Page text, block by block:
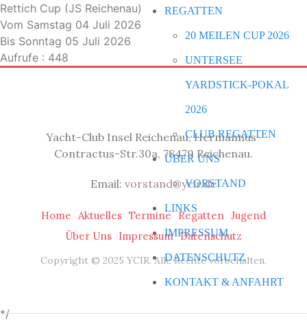
REGATTEN
20 MEILEN CUP 2026
UNTERSEE
YARDSTICK-POKAL
2026
CLUB REGATTEN
ÜBER UNS
VORSTAND
LINKS
IMPRESSUM
DATENSCHUTZ
KONTAKT & ANFAHRT
Rettich Cup (JS Reichenau)
Vom Samstag 04 Juli 2026
Bis Sonntag 05 Juli 2026
Aufrufe : 448
Yacht-Club Insel Reichenau, Hermannus-
Contractus-Str.30a, 78479 Reichenau.
Email: vorstand@ycir.de
Home Aktuelles Termine Regatten Jugend
Über Uns Impressum Datenschutz
Copyright © 2025 YCIR. Alle Rechte vorbehalten.
*/